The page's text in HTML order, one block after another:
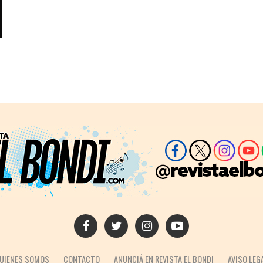
SOMOS CONTACTO ANUNCIÁ EN REVISTA EL BONDI AVISO